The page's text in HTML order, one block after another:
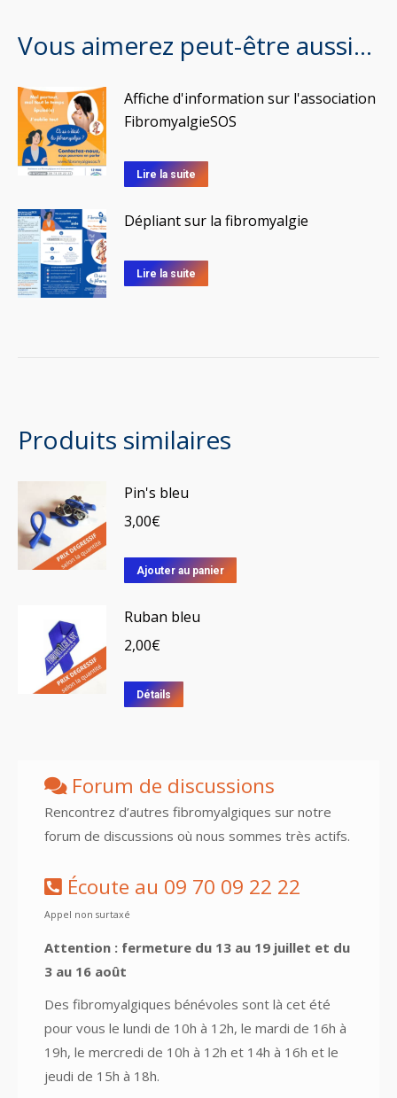
Vous aimerez peut-être aussi…
Affiche d'information sur l'association
FibromyalgieSOS
Lire la suite
Ce
produit
a
variations.
Les
la
Dépliant sur la fibromyalgie
Lire la suite
Produits similaires
Pin's bleu
3,00€
Ajouter au panier
Ruban bleu
2,00€
Détails
Forum de discussions
Rencontrez d’autres fibromyalgiques sur notre
forum de discussions où nous sommes très actifs.
Écoute au 09 70 09 22 22
Appel non surtaxé
Attention : fermeture du 13 au 19 juillet et du
3 au 16 août
Des fibromyalgiques bénévoles sont là cet été
pour vous le lundi de 10h à 12h, le mardi de 16h à
19h, le mercredi de 10h à 12h et 14h à 16h et le
jeudi de 15h à 18h.